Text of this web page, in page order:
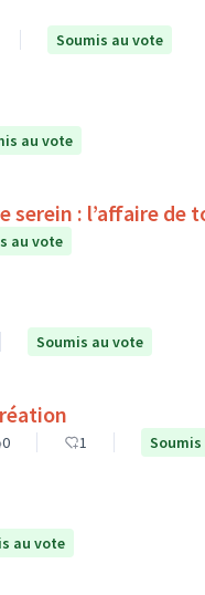
Soumis au vote
au vote
: l’affaire de
au vote
Soumis au vote
0 1
au vote